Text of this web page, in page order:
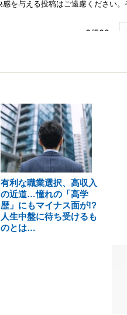
有利な職業選択、高収入
の近道…憧れの「高学
歴」にもマイナス面が!?
人生中盤に待ち受けるも
のとは…